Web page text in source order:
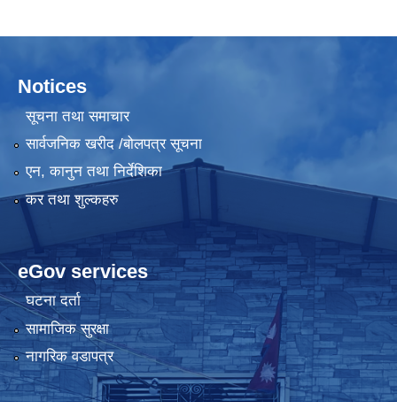
Notices
सूचना तथा समाचार
सार्वजनिक खरीद /बोलपत्र सूचना
एन, कानुन तथा निर्देशिका
कर तथा शुल्कहरु
eGov services
घटना दर्ता
सामाजिक सुरक्षा
नागरिक वडापत्र